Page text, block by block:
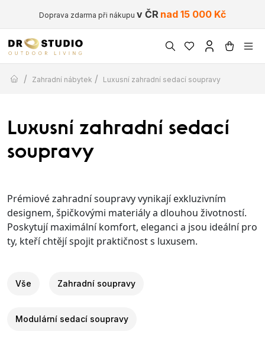
Doprava zdarma při nákupu v ČR nad 15 000 Kč
/ Zahradní nábytek / Luxusní zahradní sedací soupravy
Luxusní zahradní sedací
soupravy
Prémiové zahradní soupravy vynikají exkluzivním
designem, špičkovými materiály a dlouhou životností.
Poskytují maximální komfort, eleganci a jsou ideální pro
ty, kteří chtějí spojit praktičnost s luxusem.
Vše Zahradní soupravy
Modulární sedací soupravy